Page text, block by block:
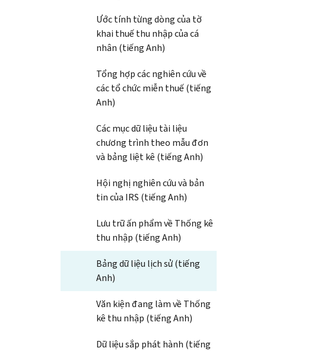
Ước tính từng dòng của tờ
khai thuế thu nhập của cá
nhân (tiếng Anh)
Tổng hợp các nghiên cứu về
các tổ chức miễn thuế (tiếng
Anh)
Các mục dữ liệu tài liệu
chương trình theo mẫu đơn
và bảng liệt kê (tiếng Anh)
Hội nghị nghiên cứu và bản
tin của IRS (tiếng Anh)
Lưu trữ ấn phẩm về Thống kê
thu nhập (tiếng Anh)
Bảng dữ liệu lịch sử (tiếng
Anh)
Văn kiện đang làm về Thống
kê thu nhập (tiếng Anh)
Dữ liệu sắp phát hành (tiếng